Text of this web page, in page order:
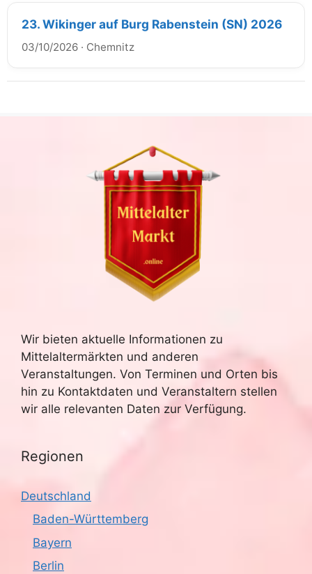
23. Wikinger auf Burg Rabenstein (SN) 2026
03/10/2026 · Chemnitz
Wir bieten aktuelle Informationen zu
Mittelaltermärkten und anderen
Veranstaltungen. Von Terminen und Orten bis
hin zu Kontaktdaten und Veranstaltern stellen
wir alle relevanten Daten zur Verfügung.
Regionen
Deutschland
Baden-Württemberg
Bayern
Berlin